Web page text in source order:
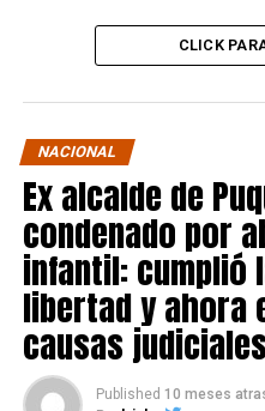
CLICK
NACIONAL
Ex alcalde de
condenado por
infantil: cumplió
libertad y ahora
causas judiciales
Published 10 meses